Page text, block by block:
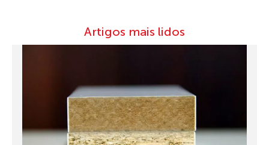
Artigos mais lidos